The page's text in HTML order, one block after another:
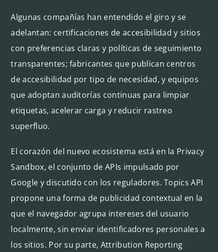
Algunas compañías han entendido el giro y se
adelantan: certificaciones de accesibilidad y sitios
con preferencias claras y políticas de seguimiento
transparentes; fabricantes que publican centros
de accesibilidad por tipo de necesidad, y equipos
que adoptan auditorías continuas para limpiar
etiquetas, acelerar carga y reducir rastreo
superfluo.
El corazón del nuevo ecosistema está en la Privacy
Sandbox, el conjunto de APIs impulsado por
Google y discutido con los reguladores. Topics API
propone una forma de publicidad contextual en la
que el navegador agrupa intereses del usuario
localmente, sin enviar identificadores personales a
los sitios. Por su parte, Attribution Reporting